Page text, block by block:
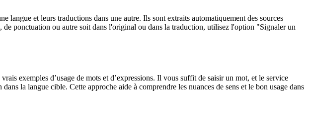
et leurs traductions dans une autre. Ils sont extraits automatiquement des sources
ponctuation ou autre soit dans l'original ou dans la traduction, utilisez l'option "Signaler un
exemples d’usage de mots et d’expressions. Il vous suffit de saisir un mot, et le service
la langue cible. Cette approche aide à comprendre les nuances de sens et le bon usage dans